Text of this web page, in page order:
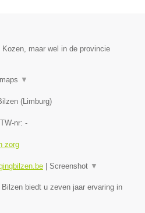
maar wel in de provincie
▼
(Limburg)
nr: -
zorg
Screenshot ▼
biedt u zeven jaar ervaring in